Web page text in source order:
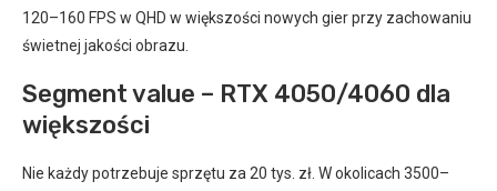
120–160 FPS w QHD w większości nowych gier przy zachowaniu
świetnej jakości obrazu.
Segment value – RTX 4050/4060 dla
większości
Nie każdy potrzebuje sprzętu za 20 tys. zł. W okolicach 3500–